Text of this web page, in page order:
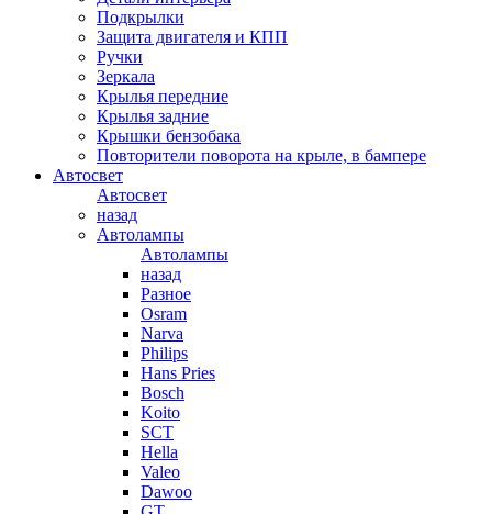
Подкрылки
Защита двигателя и КПП
Ручки
Зеркала
Крылья передние
Крылья задние
Крышки бензобака
Повторители поворота на крыле, в бампере
Автосвет
Автосвет
назад
Автолампы
Автолампы
назад
Разное
Osram
Narva
Philips
Hans Pries
Bosch
Koito
SCT
Hella
Valeo
Dawoo